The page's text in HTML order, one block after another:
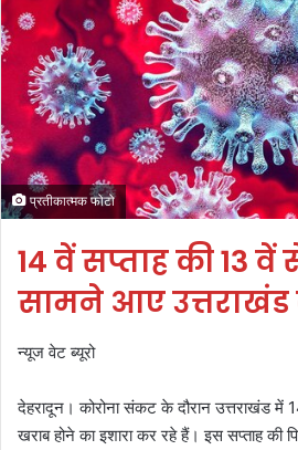
प्रतीकात्मक फोटो
14 वें सप्ताह की 13
सामने आए उत्तराखंड
न्यूज वेट ब्यूरो
देहरादून। कोरोना संकट के दौरान उत्तराखंड में
खराब होने का इशारा कर रहे हैं। इस सप्ताह की